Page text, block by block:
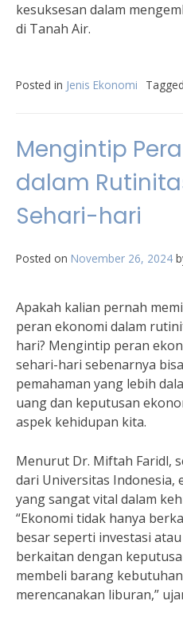
kesuksesan dalam
di Tanah Air.
Posted in Jenis Ekonomi Tagged
Mengintip
dalam
Sehari-hari
Posted on November 26, 2024
Apakah kalian pernah
peran ekonomi dalam
hari? Mengintip peran
sehari-hari sebenarnya
pemahaman yang lebih
uang dan keputusan
aspek kehidupan kita.
Menurut Dr. Miftah Faridl,
dari Universitas Indonesia,
yang sangat vital dalam
“Ekonomi tidak hanya
besar seperti investasi
berkaitan dengan
membeli barang
merencanakan liburan,”